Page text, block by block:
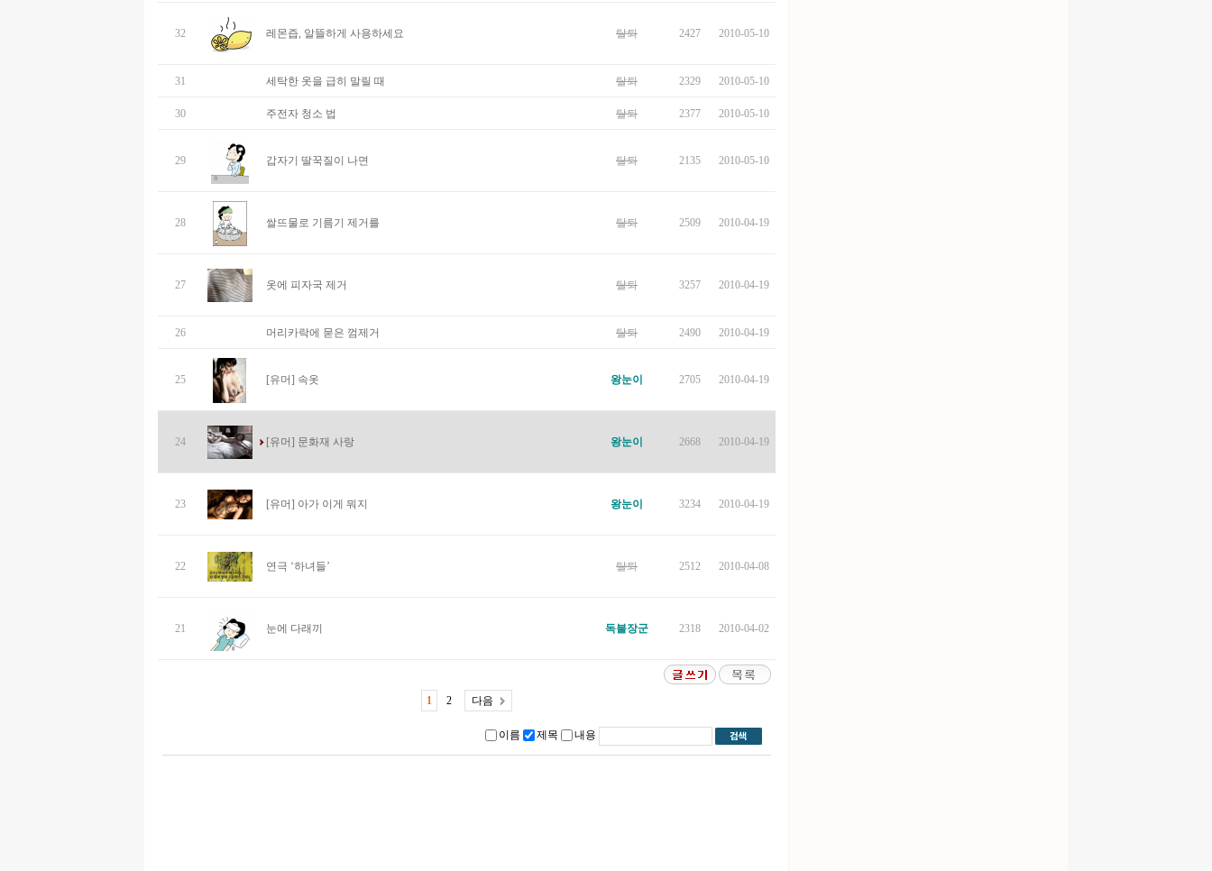
32 레몬즙, 알뜰하게 사용하세요 탈퇴 2427 2010-05-10
31 세탁한 옷을 급히 말릴 때 탈퇴 2329 2010-05-10
30 주전자 청소 법 탈퇴 2377 2010-05-10
29 갑자기 딸꾹질이 나면 탈퇴 2135 2010-05-10
28 쌀뜨물로 기름기 제거를 탈퇴 2509 2010-04-19
27 옷에 피자국 제거 탈퇴 3257 2010-04-19
26 머리카락에 묻은 껌제거 탈퇴 2490 2010-04-19
25 [유머] 속옷 왕눈이 2705 2010-04-19
24 [유머] 문화재 사랑 왕눈이 2668 2010-04-19
23 [유머] 아가 이게 뭐지 왕눈이 3234 2010-04-19
22 연극 ‘하녀들’ 탈퇴 2512 2010-04-08
21 눈에 다래끼 독불장군 2318 2010-04-02
1 2 다음
이름 제목 내용